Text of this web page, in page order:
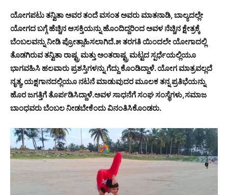
ಯೋಗಪಟು ತನ್ವಿತಾ ಅವರ ತಂದೆ ವಸಂತ ಅವರು ಮಾತನಾಡಿ, ಬಾಲ್ಯದಲ್ಲೇ
ಯೋಗದ ಬಗ್ಗೆ ಹೆಚ್ಚಿನ ಆಸಕ್ತಿಯನ್ನು ಹೊಂದಿದ್ದರಿಂದ ಅವಳ ನೆಚ್ಚಿನ ಕ್ಷೇತ್ರಕ್ಕೆ
ಬೆಂಬಲವನ್ನು ನೀಡಿ ಪ್ರೋತ್ಸಾಹಿಸಲಾಗಿದೆ.೫ ತರಗತಿ ಯಿಂದಲೇ ಯೋಗಾದಲ್ಲಿ
ತೊಡಗಿರುವ ತನ್ವಿತಾ ರಾಷ್ಟ್ರ ಮತ್ತು ಅಂತರಾಷ್ಟ್ರ ಮಟ್ಟದ ಸ್ಪರ್ಧೆಯಲ್ಲಿಯೂ
ಭಾಗವಹಿಸಿ ಹಲವಾರು ಪ್ರಶಸ್ತಿಗಳನ್ನು ಗೆದ್ದು ಕೊಂಡಿದ್ದಾಳೆ. ಯೋಗ ಮಾತ್ರವಲ್ಲದೆ
ನೃತ್ಯ,ಯಕ್ಷಗಾನದಲ್ಲಿಯೂ ನಟನೆ ಮಾಡುವುದರ ಮೂಲಕ ತನ್ನ ಪ್ರತಿಭೆಯನ್ನು
ಹೊರ ಜಗತ್ತಿಗೆ ತೊರ್ಪಡಿಸಿದ್ದಾಳೆ.ಅವಳ ಸಾಧನೆಗೆ ಸಂಘ ಸಂಸ್ಥೆಗಳು,ಸಮಾಜ
ಬಾಂಧವರು ಬೆಂಬಲ ನೀಡಬೇಕೆಂದು ವಿನಂತಿಸಿಕೊಂಡರು.